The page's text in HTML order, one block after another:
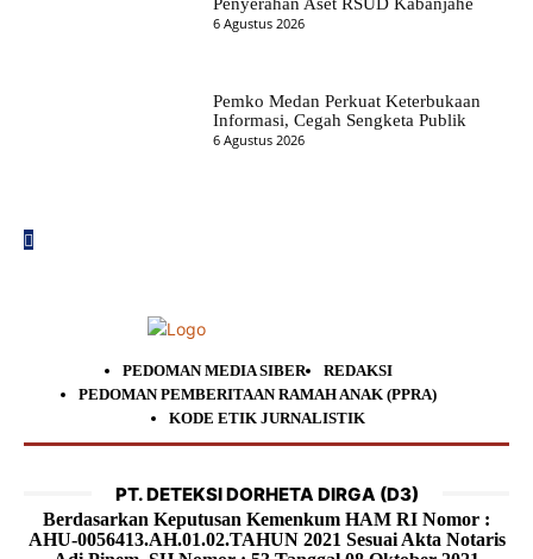
6 Agustus 2026
Pemko Medan Perkuat Keterbukaan
Informasi, Cegah Sengketa Publik
6 Agustus 2026
PEDOMAN MEDIA SIBER
REDAKSI
PEDOMAN PEMBERITAAN RAMAH ANAK (PPRA)
KODE ETIK JURNALISTIK
PT. DETEKSI DORHETA DIRGA (D3)
Berdasarkan Keputusan Kemenkum HAM RI Nomor :
AHU-0056413.AH.01.02.TAHUN 2021 Sesuai Akta Notaris